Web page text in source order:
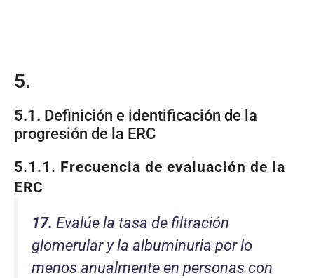
5.
5.1. Definición e identificación de la
progresión de la ERC
5.1.1. Frecuencia de evaluación de la
ERC
17. Evalúe la tasa de filtración
glomerular y la albuminuria por lo
menos anualmente en personas con